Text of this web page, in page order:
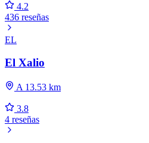
4.2
436 reseñas
EL
El Xalio
A 13.53 km
3.8
4 reseñas